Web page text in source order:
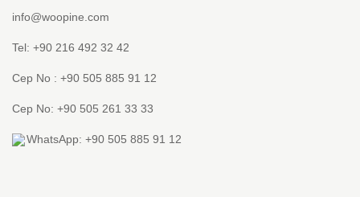
info@woopine.com
Tel: +90 216 492 32 42
Cep No : +90 505 885 91 12
Cep No: +90 505 261 33 33
WhatsApp: +90 505 885 91 12